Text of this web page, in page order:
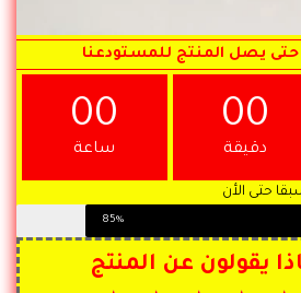
حتى يصل المنتج للمستودعنا
00
ساعة
00
دقيقة
حتى الأن
85%
يقولون عن المنتج